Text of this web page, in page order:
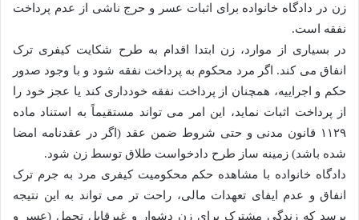
زن در دادگاه خانواده برای اثبات عسر و حرج ناشی از عدم پرداخت
نفقه است.
در بسیاری از موارد، زن ابتدا اقدام به طرح شکایت کیفری ترک
انفاق می کند. اگر مرد محکوم به پرداخت نفقه شود و با وجود صدور
حکم و اجراییه، همچنان از پرداخت نفقه خودداری کند یا عجز خود را
از پرداخت اثبات نماید، این امر می تواند مستقیماً به استناد ماده
۱۱۲۹ قانون مدنی و حتی شروط ضمن عقد (اگر در عقدنامه امضا
شده باشد) زمینه ساز طرح دادخواست طلاق توسط زن شود.
دادگاه خانواده با مشاهده حکم محکومیت کیفری مرد به جرم ترک
انفاق و عدم ایفای تعهدات مالی، راحت تر می تواند به این نتیجه
برسد که زندگی مشترک برای زن دشوار و غیرقابل تحمل (عسر و